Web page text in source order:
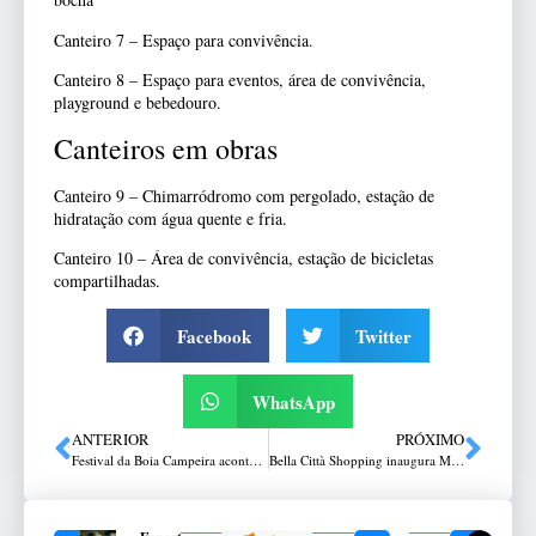
Canteiro 7 – Espaço para convivência.
Canteiro 8 – Espaço para eventos, área de convivência,
playground e bebedouro.
Canteiros em obras
Canteiro 9 – Chimarródromo com pergolado, estação de
hidratação com água quente e fria.
Canteiro 10 – Área de convivência, estação de bicicletas
compartilhadas.
Facebook Twitter
WhatsApp
ANTERIOR
Festival da Boia Campeira acontece em 10 de agosto
PRÓXIMO
Bella Città Shopping inaugura Montana Grill e Croasonho